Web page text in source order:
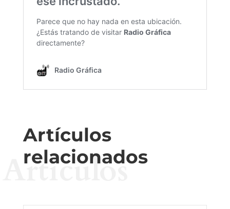
Artículos
relacionados
Artículos